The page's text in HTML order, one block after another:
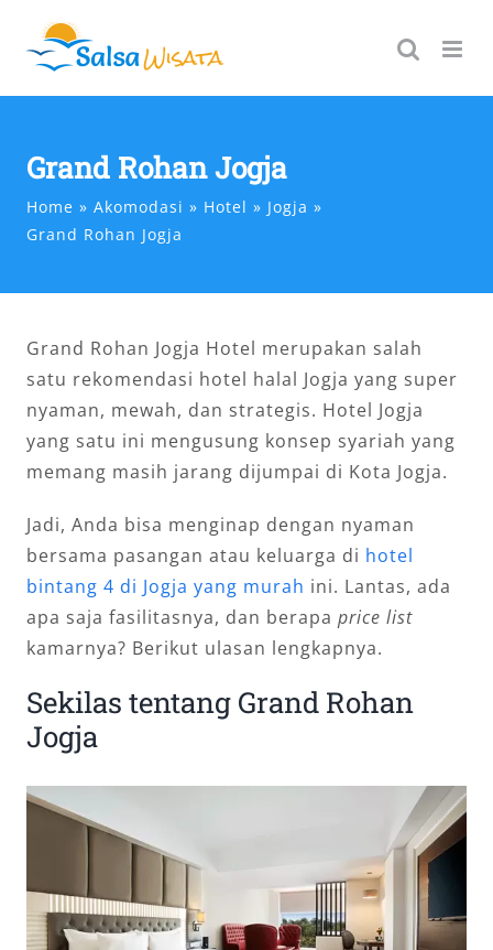
content
Grand Rohan Jogja
Home Akomodasi Hotel
Jogja
Grand Rohan Jogja
Grand Rohan Jogja Hotel merupakan salah
satu rekomendasi hotel halal Jogja yang super
nyaman, mewah, dan strategis. Hotel Jogja
yang satu ini mengusung konsep syariah yang
memang masih jarang dijumpai di Kota Jogja.
Jadi, Anda bisa menginap dengan nyaman
bersama pasangan atau keluarga di hotel
bintang 4 di Jogja yang murah ini. Lantas, ada
apa saja fasilitasnya, dan berapa price list
kamarnya? Berikut ulasan lengkapnya.
Sekilas tentang Grand Rohan
Jogja